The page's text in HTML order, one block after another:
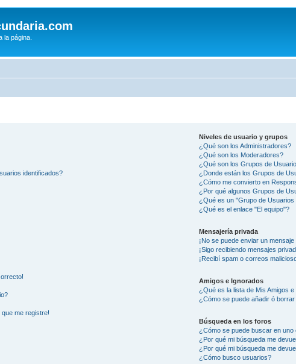
la página.
identificados?
me registre!
Niveles de usuario y grupos
¿Qué son los Administradores?
¿Qué son los Moderadores?
¿Qué son los Grupos de
¿Donde están los Grupos de
¿Cómo me convierto en
¿Por qué algunos Grupos de
¿Qué es un "Grupo de Usuarios
¿Qué es el enlace "El equipo"?
Mensajería privada
¡No se puede enviar un mensaje
¡Sigo recibiendo mensajes
¡Recibí spam o correos
Amigos e Ignorados
¿Qué es la lista de Mis Amigos
¿Cómo se puede añadir ó
Búsqueda en los foros
¿Cómo se puede buscar en uno
¿Por qué mi búsqueda me
¿Por qué mi búsqueda me
¿Cómo busco usuarios?